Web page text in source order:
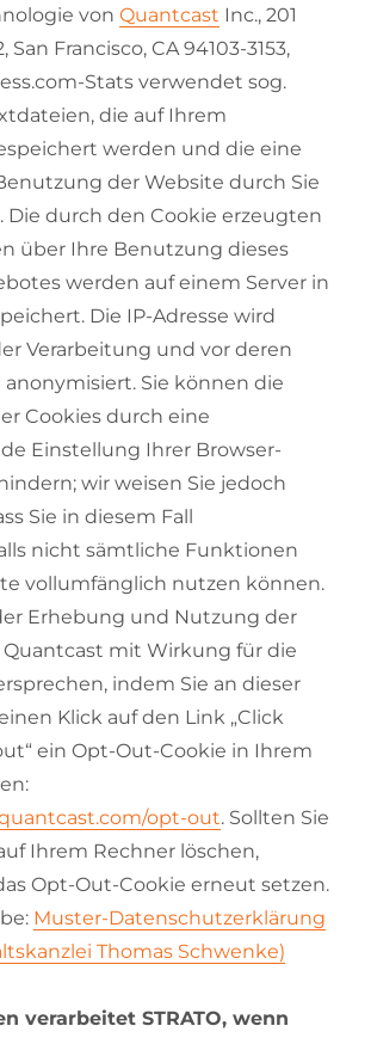
vonQuantcast Inc., 201
San Francisco, CA 94103-3153,
Stats verwendet sog.
die auf Ihrem
werden und die eine
der Website durch Sie
Die durch den Cookie erzeugten
über Ihre Benutzung dieses
werden auf einem Server in
Die IP-Adresse wird
Verarbeitung und vor deren
Sie können die
Cookies durch eine
Einstellung Ihrer Browser-
wir weisen Sie jedoch
Sie in diesem Fall
nicht sämtliche Funktionen
vollumfänglich nutzen können.
Erhebung und Nutzung der
mit Wirkung für die
indem Sie an dieser
Klick auf den Link „Click
ein Opt-Out-Cookie in Ihrem
opt-out. Sollten Sie
Ihrem Rechner löschen,
Opt-Out-Cookie erneut setzen.
Muster-Datenschutzerklärung
Thomas Schwenke)
verarbeitet STRATO, wenn